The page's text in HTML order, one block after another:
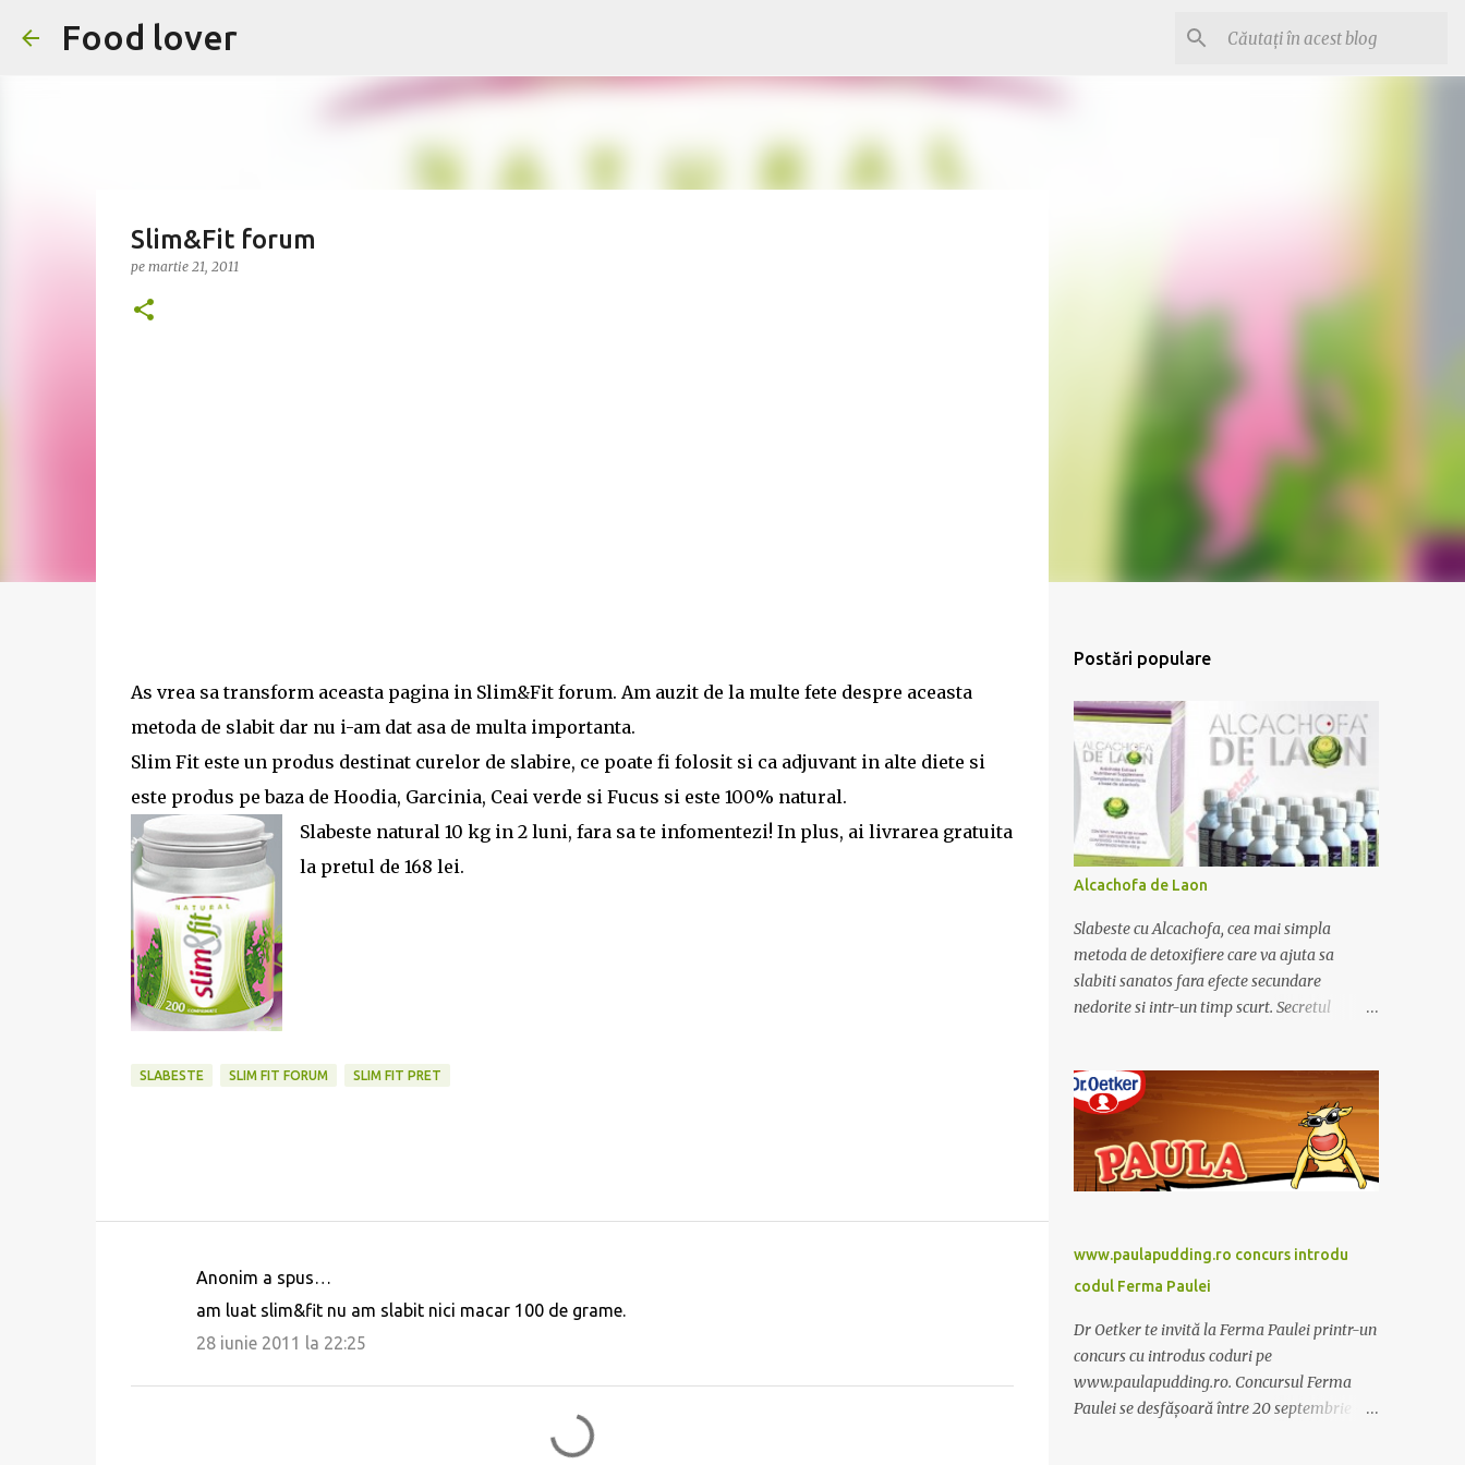
Food lover
Slim&Fit forum
pe martie 21, 2011
As vrea sa transform aceasta pagina in Slim&Fit forum. Am auzit de la multe fete despre aceasta
metoda de slabit dar nu i-am dat asa de multa importanta.
Slim Fit este un produs destinat curelor de slabire, ce poate fi folosit si ca adjuvant in alte diete si
este produs pe baza de Hoodia, Garcinia, Ceai verde si Fucus si este 100% natural.
Slabeste natural 10 kg in 2 luni, fara sa te infomentezi! In plus, ai livrarea gratuita
la pretul de 168 lei.
SLABESTE SLIM FIT FORUM SLIM FIT PRET
e
Anonim a spus…
am luat slim&fit nu am slabit nici macar 100 de grame.
28 iunie 2011 la 22:25
Postări populare
Alcachofa de Laon
Slabeste cu Alcachofa, cea mai simpla
metoda de detoxifiere care va ajuta sa
slabiti sanatos fara efecte secundare
nedorite si intr-un timp scurt. Secretul
trebuie sa folositi o dieta anume iar
Alcachofa se administreaza usor, cate o
sticluta pe zi. Cutia de Alcachofa contine 14
sticlute. Pret 189 lei.
www.paulapudding.ro concurs introdu
codul Ferma Paulei
Dr Oetker te invită la Ferma Paulei printr-un
concurs cu introdus coduri pe
www.paulapudding.ro. Concursul Ferma
Paulei se desfășoară între 20 septembrie -